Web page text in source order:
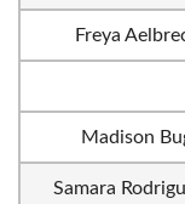
Freya
Madison
Samara